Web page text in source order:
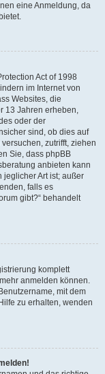
eine Anmeldung, da
Act of 1998
im Internet von
Websites, die
13 Jahren erheben,
oder der
sind, ob dies auf
zutrifft, ziehen
Sie, dass phpBB
anbieten kann
jeglicher Art ist; außer
falls es
gibt?“ behandelt
komplett
anmelden können.
mit dem
zu erhalten, wenden